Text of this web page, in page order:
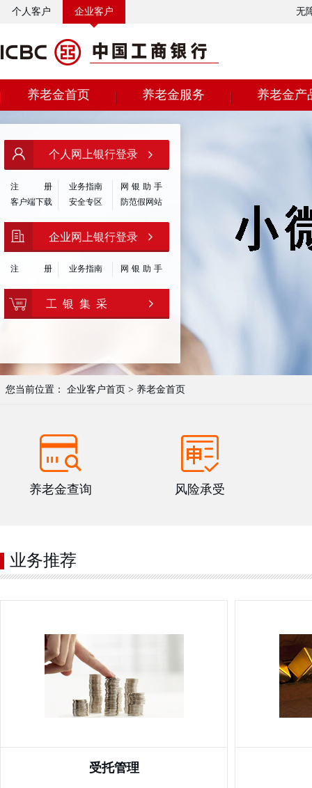
个人客户 企业客户 无
养老金首页 养老金服务 养老金产
个人网上银行登录
注 册 业务指南
网银助手
客户端下载
安全专区 防范假网站
企业网上银行登录
注 册 业务指南 网银助手
工 银 集 采
您当前位置： 企业客户首页 > 养老金首页
养老金查询 风险承受
业务推荐
受托管理